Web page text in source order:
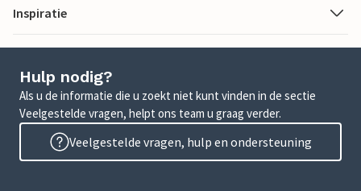
Inspiratie
Hulp nodig?
Als u de informatie die u zoekt niet kunt vinden in de sectie
Veelgestelde vragen, helpt ons team u graag verder.
Veelgestelde vragen, hulp en ondersteuning